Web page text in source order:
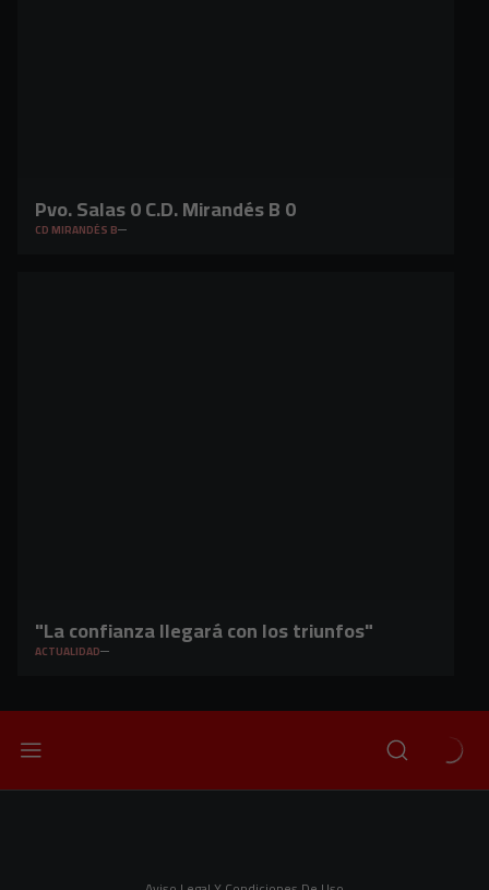
Pvo. Salas 0 C.D. Mirandés B 0
CD MIRANDÉS B
"La confianza llegará con los triunfos"
ACTUALIDAD